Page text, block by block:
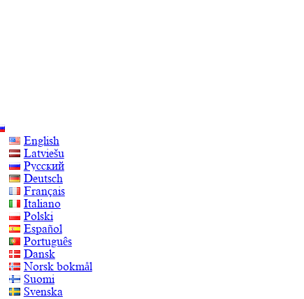
English
Latviešu
Русский
Deutsch
Français
Italiano
Polski
Español
Português
Dansk
Norsk bokmål
Suomi
Svenska